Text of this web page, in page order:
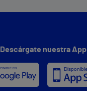
Descárgate nuestra App